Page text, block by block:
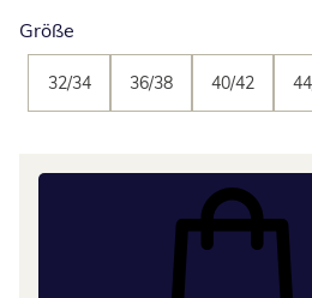
Größe
32/34 36/38 40/42